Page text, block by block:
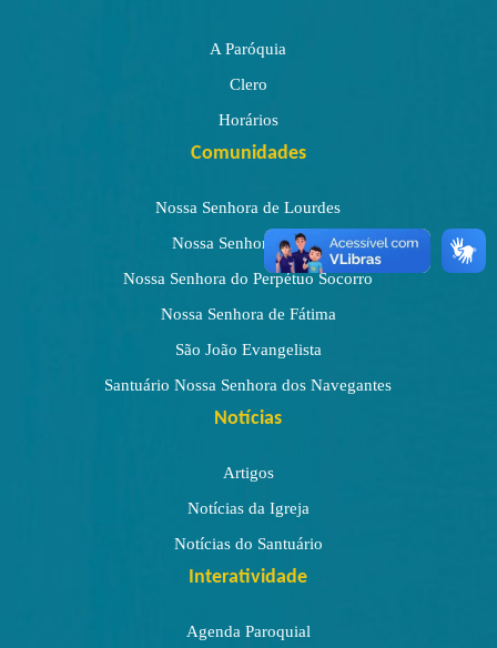
A Paróquia
Clero
Horários
Comunidades
Nossa Senhora de Lourdes
Nossa Senhora da Paz
Nossa Senhora do Perpétuo Socorro
Nossa Senhora de Fátima
São João Evangelista
Santuário Nossa Senhora dos Navegantes
Notícias
Artigos
Notícias da Igreja
Notícias do Santuário
Interatividade
Agenda Paroquial